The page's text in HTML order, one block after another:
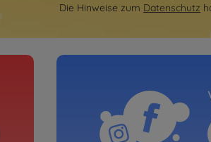
Die Hinweise zum Datenschutz